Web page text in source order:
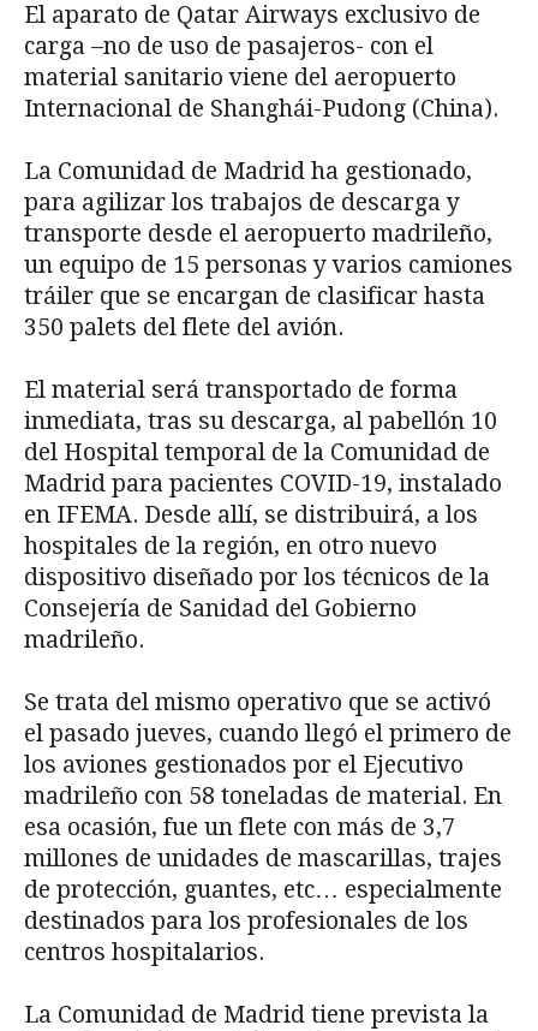
El aparato de Qatar Airways exclusivo de
carga –no de uso de pasajeros- con el
material sanitario viene del aeropuerto
Internacional de Shanghái-Pudong (China).
La Comunidad de Madrid ha gestionado,
para agilizar los trabajos de descarga y
transporte desde el aeropuerto madrileño,
un equipo de 15 personas y varios camiones
tráiler que se encargan de clasificar hasta
350 palets del flete del avión.
El material será transportado de forma
inmediata, tras su descarga, al pabellón 10
del Hospital temporal de la Comunidad de
Madrid para pacientes COVID-19, instalado
en IFEMA. Desde allí, se distribuirá, a los
hospitales de la región, en otro nuevo
dispositivo diseñado por los técnicos de la
Consejería de Sanidad del Gobierno
madrileño.
Se trata del mismo operativo que se activó
el pasado jueves, cuando llegó el primero de
los aviones gestionados por el Ejecutivo
madrileño con 58 toneladas de material. En
esa ocasión, fue un flete con más de 3,7
millones de unidades de mascarillas, trajes
de protección, guantes, etc… especialmente
destinados para los profesionales de los
centros hospitalarios.
La Comunidad de Madrid tiene prevista la